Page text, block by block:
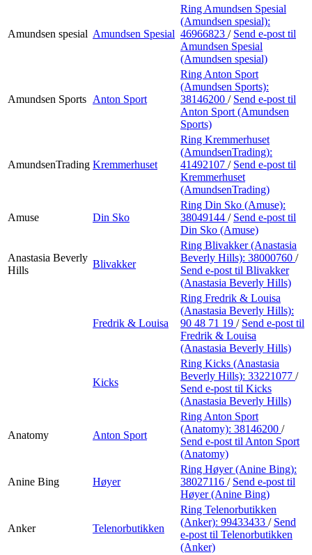
Amundsen spesial Amundsen Spesial
Ring Amundsen Spesial
(Amundsen spesial):
46966823 / Send e-post til
Amundsen Spesial
(Amundsen spesial)
Amundsen Sports Anton Sport
Ring Anton Sport
(Amundsen Sports):
38146200 / Send e-post til
Anton Sport (Amundsen
Sports)
AmundsenTrading Kremmerhuset
Ring Kremmerhuset
(AmundsenTrading):
41492107 / Send e-post til
Kremmerhuset
(AmundsenTrading)
Amuse Din Sko
Ring Din Sko (Amuse):
38049144 / Send e-post til
Din Sko (Amuse)
Anastasia Beverly
Hills
Blivakker
Ring Blivakker (Anastasia
Beverly Hills): 38000760 /
Send e-post til Blivakker
(Anastasia Beverly Hills)
Fredrik & Louisa
Ring Fredrik & Louisa
(Anastasia Beverly Hills):
90 48 71 19 / Send e-post til
Fredrik & Louisa
(Anastasia Beverly Hills)
Kicks
Ring Kicks (Anastasia
Beverly Hills): 33221077 /
Send e-post til Kicks
(Anastasia Beverly Hills)
Anatomy Anton Sport
Ring Anton Sport
(Anatomy): 38146200 /
Send e-post til Anton Sport
(Anatomy)
Anine Bing Høyer
Ring Høyer (Anine Bing):
38027116 / Send e-post til
Høyer (Anine Bing)
Anker Telenorbutikken
Ring Telenorbutikken
(Anker): 99433433 / Send
e-post til Telenorbutikken
(Anker)